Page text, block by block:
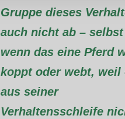
Gruppe dieses
auch nicht ab – selbst
wenn das eine Pferd
koppt oder webt, weil
aus seiner
Verhaltensschleife